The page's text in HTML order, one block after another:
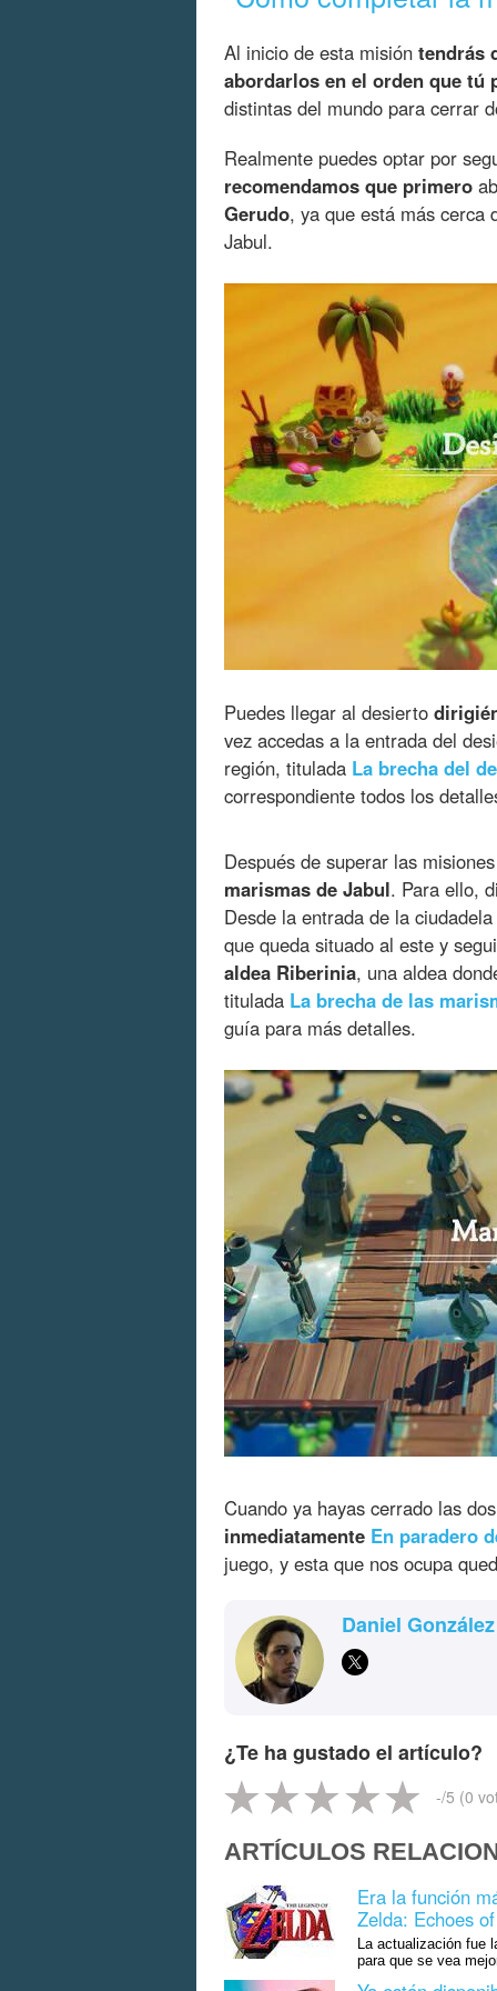
Al inicio de esta misión tendrás
abordarlos en el orden que tú
distintas del mundo para cerrar
Realmente puedes optar por
recomendamos que primero
Gerudo, ya que está más cerca
Jabul.
Puedes llegar al desierto
vez accedas a la entrada del
región, titulada La brecha del
correspondiente todos los
Después de superar las
marismas de Jabul. Para ello,
Desde la entrada de la
que queda situado al este y
aldea Riberinia, una aldea
titulada La brecha de las
guía para más detalles.
Cuando ya hayas cerrado las
inmediatamente En paradero
juego, y esta que nos ocupa
Daniel González
¿Te ha gustado el artículo?
-/5 (0
ARTÍCULOS
Era la función
Zelda: Echoes
La actualización fue
para que se vea